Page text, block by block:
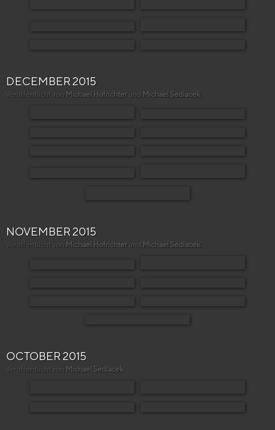
DECEMBER 2015
Veröffentlicht von Michael Hofrichterund Michael Sedlacek
NOVEMBER 2015
Veröffentlicht von Michael Hofrichterund Michael Sedlacek
OCTOBER 2015
Veröffentlicht von Michael Sedlacek